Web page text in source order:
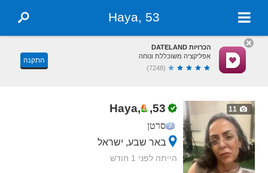
Haya, 53
הכרויות DATELAND
אפליקציה משוכללת ונוחה
(7248)
התקנה
11
Haya, ,53
סרטן
באר שבע, ישראל
הייתה לפני 1 חודש